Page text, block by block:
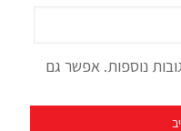
נוספות. אפשר גם